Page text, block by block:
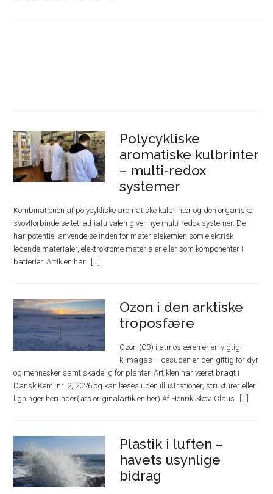
Polycykliske
aromatiske kulbrinter
– multi-redox
systemer
Kombinationen af polycykliske aromatiske kulbrinter og den organiske
svovlforbindelse tetrathiafulvalen giver nye multi-redox systemer. De
har potentiel anvendelse inden for materialekemien som elektrisk
ledende materialer, elektrokrome materialer eller som komponenter i
batterier. Artiklen har
Ozon i den arktiske
troposfære
Ozon (O3) i atmosfæren er en vigtig
klimagas – desuden er den giftig for dyr
og mennesker samt skadelig for planter. Artiklen har været bragt i
Dansk Kemi nr. 2, 2026 og kan læses uden illustrationer, strukturer eller
ligninger herunder(læs originalartiklen her) Af Henrik Skov, Claus
Plastik i luften –
havets usynlige
bidrag